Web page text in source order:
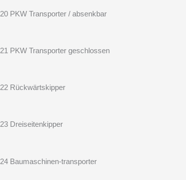
20 PKW Transporter / absenkbar
21 PKW Transporter geschlossen
22 Rückwärtskipper
23 Dreiseitenkipper
24 Baumaschinen-transporter